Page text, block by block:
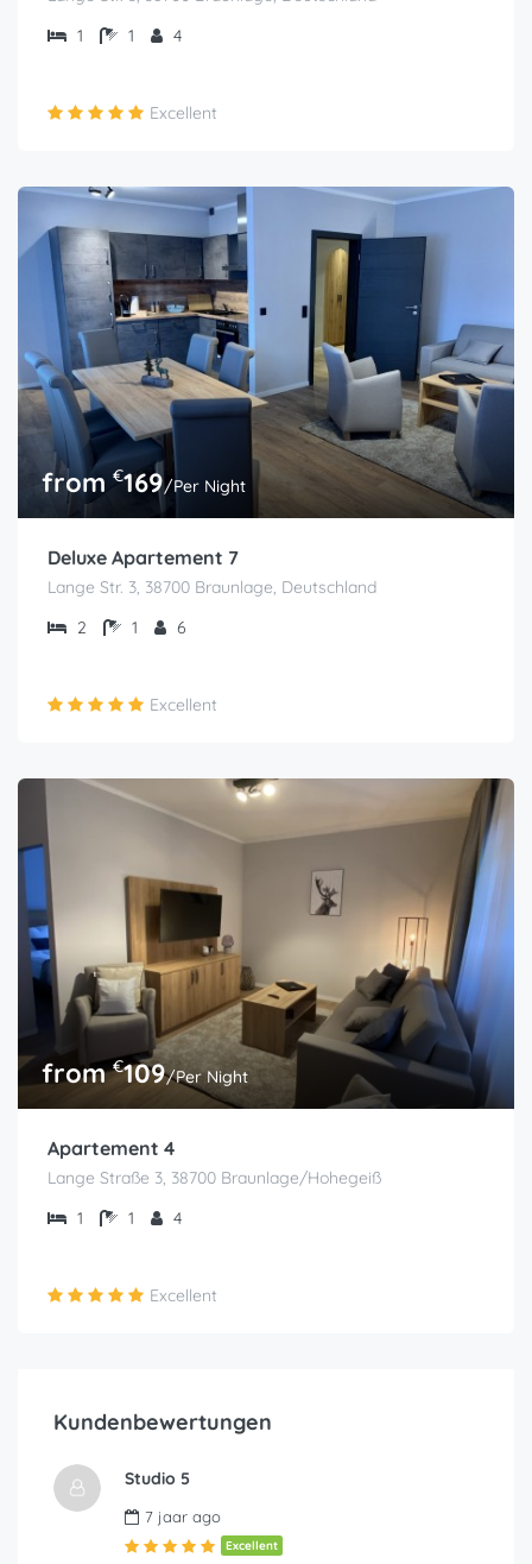
1
1 4
Excellent
from €169/Per Night
Deluxe Apartement 7
Lange Str. 3, 38700 Braunlage, Deutschland
2
1 6
Excellent
from€109/Per Night
Apartement 4
Lange Straße 3, 38700 Braunlage/Hohegeiß
1
1 4
Excellent
Kundenbewertungen
Studio 5
7 jaar ago
Excellent